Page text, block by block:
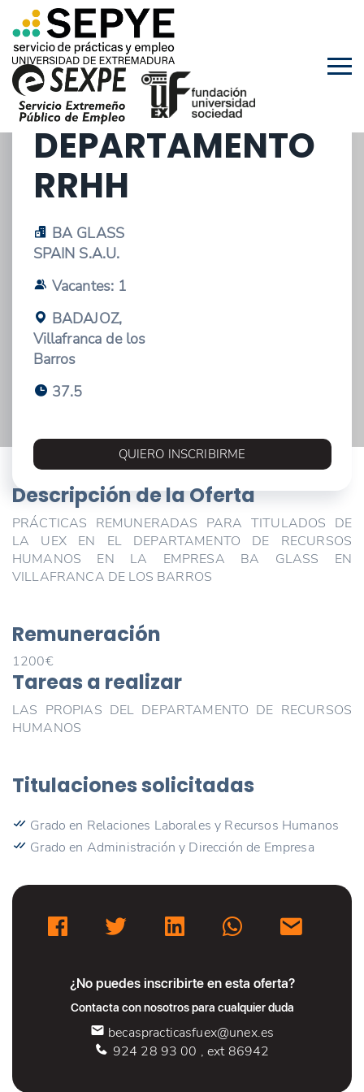
29/01/2026 - OFERTA DE ESTANCIAS EN
EMPRESAS
PRÁCTICA
DEPARTAMENTO
RRHH
BA GLASS
SPAIN S.A.U.
Vacantes: 1
BADAJOZ,
Villafranca de los
Barros
37.5
QUIERO INSCRIBIRME
Descripción de la Oferta
PRÁCTICAS REMUNERADAS PARA TITULADOS DE
LA UEX EN EL DEPARTAMENTO DE RECURSOS
HUMANOS EN LA EMPRESA BA GLASS EN
VILLAFRANCA DE LOS BARROS
Remuneración
1200€
Tareas a realizar
LAS PROPIAS DEL DEPARTAMENTO DE RECURSOS
HUMANOS
Titulaciones solicitadas
Grado en Relaciones Laborales y Recursos Humanos
Grado en Administración y Dirección de Empresa
¿No puedes inscribirte en esta oferta?
Contacta con nosotros para cualquier duda
becaspracticasfuex@unex.es
924 28 93 00 , ext 86942